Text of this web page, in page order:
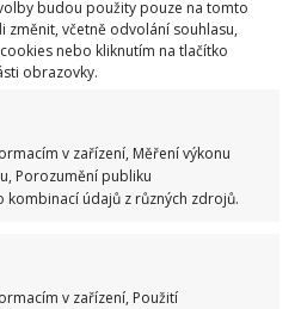
budou použity pouze na tomto
změnit, včetně odvolání souhlasu,
nebo kliknutím na tlačítko
obrazovky.
v zařízení, Měření výkonu
Porozumění publiku
údajů z různých zdrojů.
v zařízení, Použití